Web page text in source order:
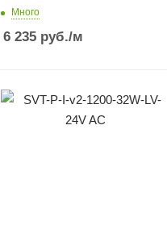
Много
6 235 руб./м